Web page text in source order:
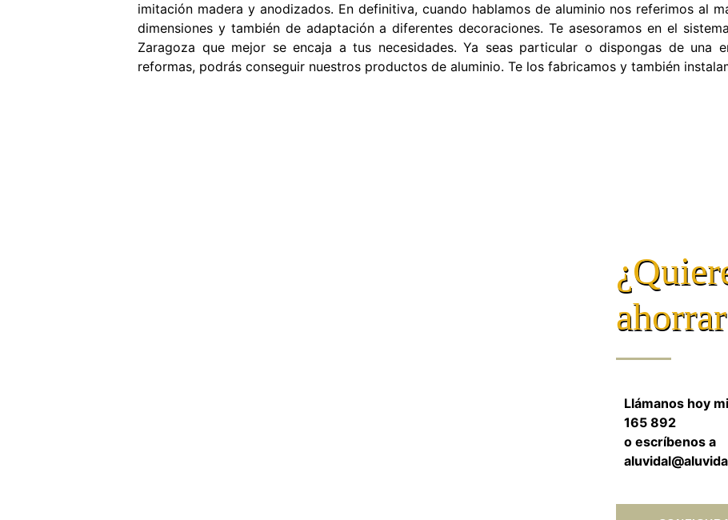
imitación madera y anodizados. En definitiva, cuando hablamos de aluminio nos referimos al
dimensiones y también de adaptación a diferentes decoraciones. Te asesoramos en el
Zaragoza que mejor se encaja a tus necesidades. Ya seas particular o dispongas de una
reformas, podrás conseguir nuestros productos de aluminio. Te los fabricamos y también
Llámanos hoy
165 892
o escríbenos a